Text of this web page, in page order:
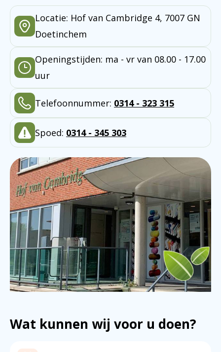
Locatie: Hof van Cambridge 4, 7007 GN
Doetinchem
Openingstijden: ma - vr van 08.00 - 17.00
uur
Telefoonnummer: 0314 - 323 315
Spoed: 0314 - 345 303
Wat kunnen wij voor u doen?